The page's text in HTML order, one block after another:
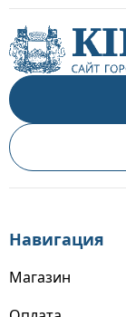
Навигация
Магазин